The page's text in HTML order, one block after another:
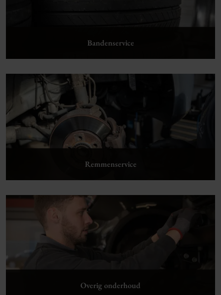
Bandenservice
Lees verder
Remmenservice
Lees verder
Overig onderhoud